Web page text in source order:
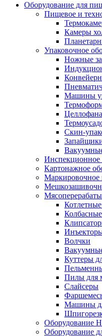
Оборудование для
Пищевое и
Камеры
Упаковочное
Ножные
Машины
Скин-
Инспекционное
Картонажное
Маркировочное
Волчки
Куттеры
Пилы для
Слайсеры
Машины
Оборудование
Оборудование